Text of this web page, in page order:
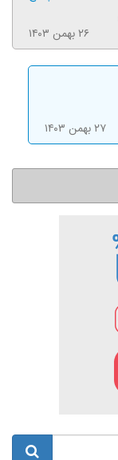
۲۶ بهمن ۱۴۰۳
۲۷ بهمن ۱۴۰۳